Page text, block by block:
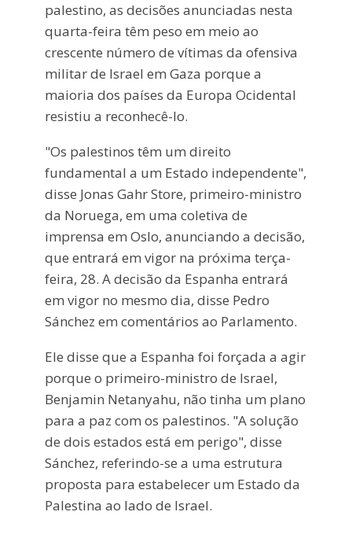
palestino, as decisões anunciadas nesta
quarta-feira têm peso em meio ao
crescente número de vítimas da ofensiva
militar de Israel em Gaza porque a
maioria dos países da Europa Ocidental
resistiu a reconhecê-lo.
"Os palestinos têm um direito
fundamental a um Estado independente",
disse Jonas Gahr Store, primeiro-ministro
da Noruega, em uma coletiva de
imprensa em Oslo, anunciando a decisão,
que entrará em vigor na próxima terça-
feira, 28. A decisão da Espanha entrará
em vigor no mesmo dia, disse Pedro
Sánchez em comentários ao Parlamento.
Ele disse que a Espanha foi forçada a agir
porque o primeiro-ministro de Israel,
Benjamin Netanyahu, não tinha um plano
para a paz com os palestinos. "A solução
de dois estados está em perigo", disse
Sánchez, referindo-se a uma estrutura
proposta para estabelecer um Estado da
Palestina ao lado de Israel.